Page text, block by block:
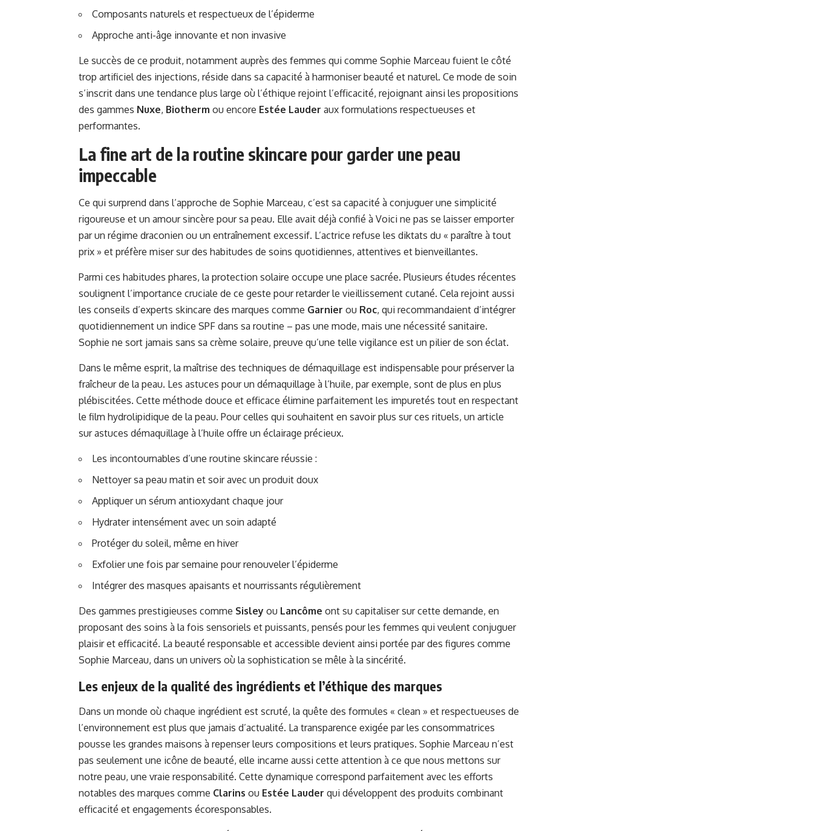
Composants naturels et respectueux de l’épiderme
Approche anti-âge innovante et non invasive
Le succès de ce produit, notamment auprès des femmes qui comme Sophie Marceau fuient le côté
trop artificiel des injections, réside dans sa capacité à harmoniser beauté et naturel. Ce mode de soin
s’inscrit dans une tendance plus large où l’éthique rejoint l’efficacité, rejoignant ainsi les propositions
des gammes Nuxe, Biotherm ou encore Estée Lauder aux formulations respectueuses et
performantes.
La fine art de la routine skincare pour garder une peau
impeccable
Ce qui surprend dans l’approche de Sophie Marceau, c’est sa capacité à conjuguer une simplicité
rigoureuse et un amour sincère pour sa peau. Elle avait déjà confié à Voici ne pas se laisser emporter
par un régime draconien ou un entraînement excessif. L’actrice refuse les diktats du « paraître à tout
prix » et préfère miser sur des habitudes de soins quotidiennes, attentives et bienveillantes.
Parmi ces habitudes phares, la protection solaire occupe une place sacrée. Plusieurs études récentes
soulignent l’importance cruciale de ce geste pour retarder le vieillissement cutané. Cela rejoint aussi
les conseils d’experts skincare des marques comme Garnier ou Roc, qui recommandaient d’intégrer
quotidiennement un indice SPF dans sa routine – pas une mode, mais une nécessité sanitaire.
Sophie ne sort jamais sans sa crème solaire, preuve qu’une telle vigilance est un pilier de son éclat.
Dans le même esprit, la maîtrise des techniques de démaquillage est indispensable pour préserver la
fraîcheur de la peau. Les astuces pour un démaquillage à l’huile, par exemple, sont de plus en plus
plébiscitées. Cette méthode douce et efficace élimine parfaitement les impuretés tout en respectant
le film hydrolipidique de la peau. Pour celles qui souhaitent en savoir plus sur ces rituels, un article
surastuces démaquillage à l’huile offre un éclairage précieux.
Les incontournables d’une routine skincare réussie :
Nettoyer sa peau matin et soir avec un produit doux
Appliquer un sérum antioxydant chaque jour
Hydrater intensément avec un soin adapté
Protéger du soleil, même en hiver
Exfolier une fois par semaine pour renouveler l’épiderme
Intégrer des masques apaisants et nourrissants régulièrement
Des gammes prestigieuses comme Sisley ou Lancôme ont su capitaliser sur cette demande, en
proposant des soins à la fois sensoriels et puissants, pensés pour les femmes qui veulent conjuguer
plaisir et efficacité. La beauté responsable et accessible devient ainsi portée par des figures comme
Sophie Marceau, dans un univers où la sophistication se mêle à la sincérité.
Les enjeux de la qualité des ingrédients et l’éthique des marques
Dans un monde où chaque ingrédient est scruté, la quête des formules « clean » et respectueuses de
l’environnement est plus que jamais d’actualité. La transparence exigée par les consommatrices
pousse les grandes maisons à repenser leurs compositions et leurs pratiques. Sophie Marceau n’est
pas seulement une icône de beauté, elle incarne aussi cette attention à ce que nous mettons sur
notre peau, une vraie responsabilité. Cette dynamique correspond parfaitement avec les efforts
notables des marques comme Clarins ou Estée Lauder qui développent des produits combinant
efficacité et engagements écoresponsables.